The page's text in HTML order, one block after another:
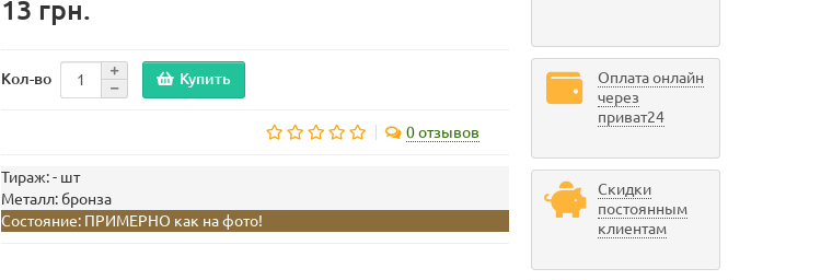
13 грн.
Кол-во Купить
0 отзывов
Тираж:- шт
Металл: бронза
Состояние: ПРИМЕРНО как на фото!
Оплата онлайн
через
приват24
Скидки
постоянным
клиентам